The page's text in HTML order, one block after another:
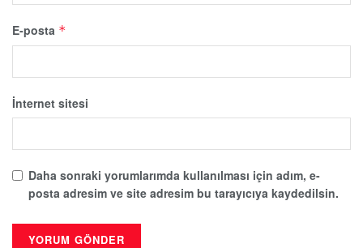
E-posta *
İnternet sitesi
Daha sonraki yorumlarımda kullanılması için adım, e-
posta adresim ve site adresim bu tarayıcıya kaydedilsin.